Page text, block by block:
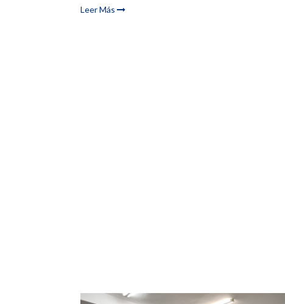
Leer Más